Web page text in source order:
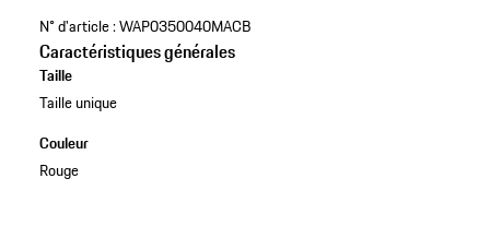
N° d'article :WAP0350040MACB
Caractéristiques générales
Taille
Taille unique
Couleur
Rouge